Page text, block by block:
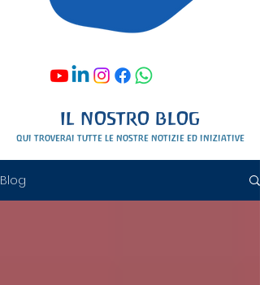
IL NOSTRO BLOG
qui troverai tutte le nostre notizie ed iniziative
Blog